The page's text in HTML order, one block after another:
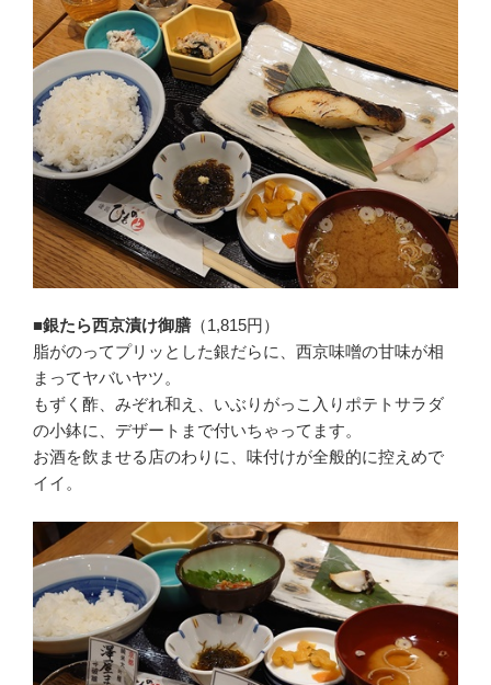
■銀たら西京漬け御膳 （1,815円）
脂がのってプリッとした銀だらに、西京味噌の甘味が相
まってヤバいヤツ。
もずく酢、みぞれ和え、いぶりがっこ入りポテトサラダ
の小鉢に、デザートまで付いちゃってます。
お酒を飲ませる店のわりに、味付けが全般的に控えめで
イイ。